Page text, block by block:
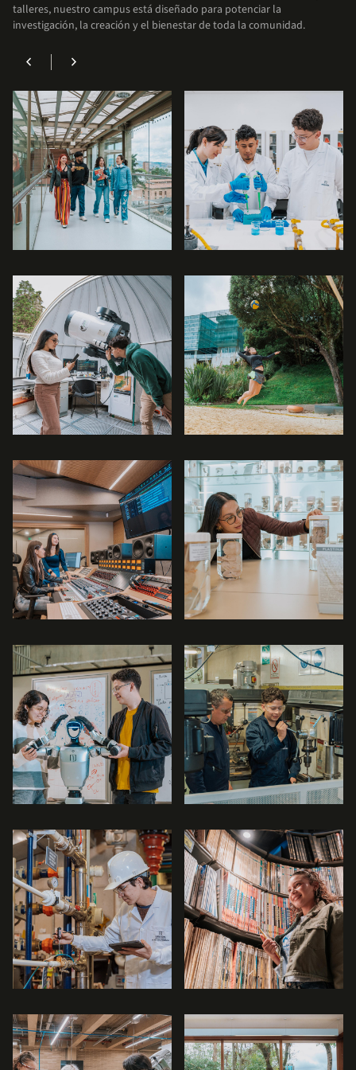
académica.
talleres, nuestro campus está diseñado para potenciar la
investigación, la creación y el bienestar de toda la comunidad.
chevron_left chevron_right